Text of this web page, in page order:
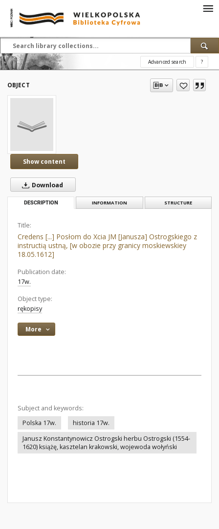
Advanced search ?
OBJECT
Show content
Download
DESCRIPTION INFORMATION STRUCTURE
Title:
Credens [...] Posłom do Xcia JM [Janusza] Ostrogskiego z
instructią ustną, [w obozie przy granicy moskiewskiey
18.05.1612]
Publication date:
17w.
Object type:
rękopisy
More
Subject and keywords:
Polska 17w.
historia 17w.
Janusz Konstantynowicz Ostrogski herbu Ostrogski (1554-
1620) książę, kasztelan krakowski, wojewoda wołyński